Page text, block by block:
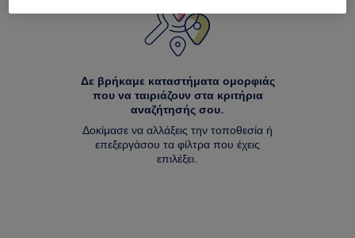
Δε βρήκαμε καταστήματα ομορφιάς
που να ταιριάζουν στα κριτήρια
αναζήτησής σου.
Δοκίμασε να αλλάξεις την τοποθεσία ή
επεξεργάσου τα φίλτρα που έχεις
επιλέξει.